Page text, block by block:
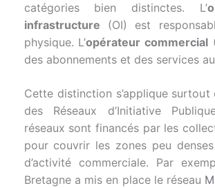
catégories bien distinctes. L’
infrastructure (OI) est
physique. L’opérateur commercial
des abonnements et des services
Cette distinction s’applique surtout
des Réseaux d’Initiative
réseaux sont financés par les
pour couvrir les zones peu
d’activité commerciale. Par
Bretagne a mis en place le réseau